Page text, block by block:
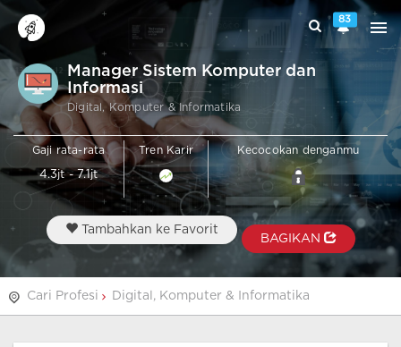
83
Manager Sistem Komputer dan
Informasi
Digital, Komputer & Informatika
Gaji rata-rata
4.3jt - 7.1jt
Tren Karir Kecocokan denganmu
Tambahkan ke Favorit
BAGIKAN
Cari Profesi Digital, Komputer & Informatika